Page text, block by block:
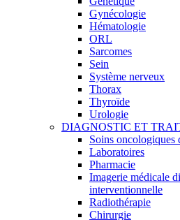
Gynécologie
Hématologie
ORL
Sarcomes
Sein
Système nerveux
Thorax
Thyroïde
Urologie
DIAGNOSTIC ET
Soins oncologiques
Laboratoires
Pharmacie
Imagerie médicale
interventionnelle
Radiothérapie
Chirurgie